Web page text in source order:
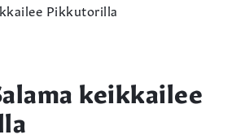
Pikkutorilla
keikkailee